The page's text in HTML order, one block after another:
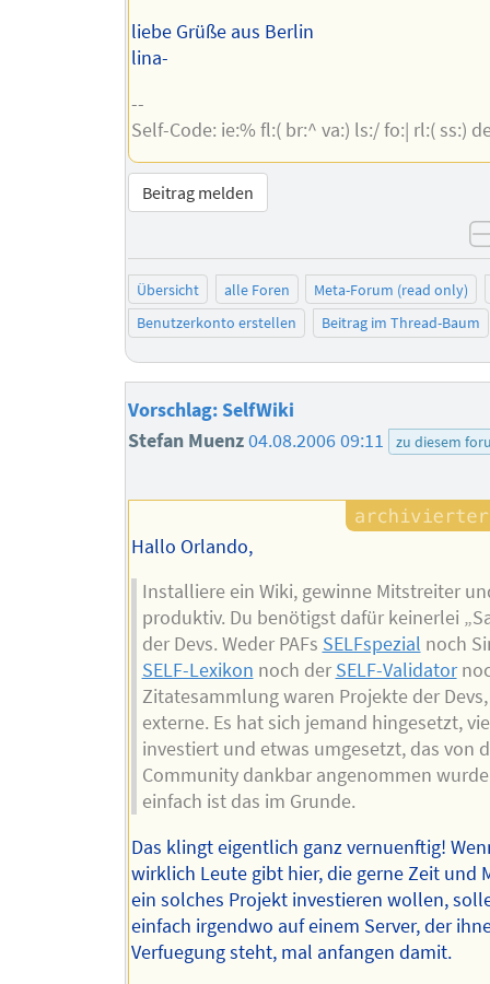
liebe Grüße aus Berlin
lina-
--
Self-Code: ie:% fl:( br:^ va:) ls:/ fo:| rl:( ss:)
Beitrag melden
Übersicht alle Foren
Meta-Forum (read only)
Benutzerkonto erstellen
Beitrag im Thread-Baum
Vorschlag: SelfWiki
Stefan Muenz04.08.2006 09:11 zu diesem
Hallo Orlando,
Installiere ein Wiki, gewinne Mitstreiter
produktiv. Du benötigst dafür keinerlei
der Devs. Weder PAFs SELFspezial noch
SELF-Lexikon noch der SELF-Validator
Zitatesammlung waren Projekte der
externe. Es hat sich jemand hingesetzt,
investiert und etwas umgesetzt, das von
Community dankbar angenommen
einfach ist das im Grunde.
Das klingt eigentlich ganz vernuenftig!
wirklich Leute gibt hier, die gerne Zeit und
ein solches Projekt investieren wollen,
einfach irgendwo auf einem Server, der
Verfuegung steht, mal anfangen damit.